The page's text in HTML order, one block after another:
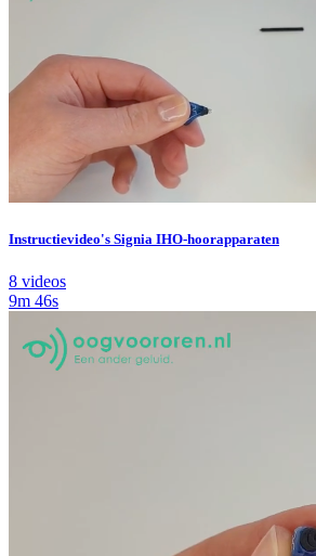
Instructievideo's Signia IHO-hoorapparaten
8 videos
9m 46s